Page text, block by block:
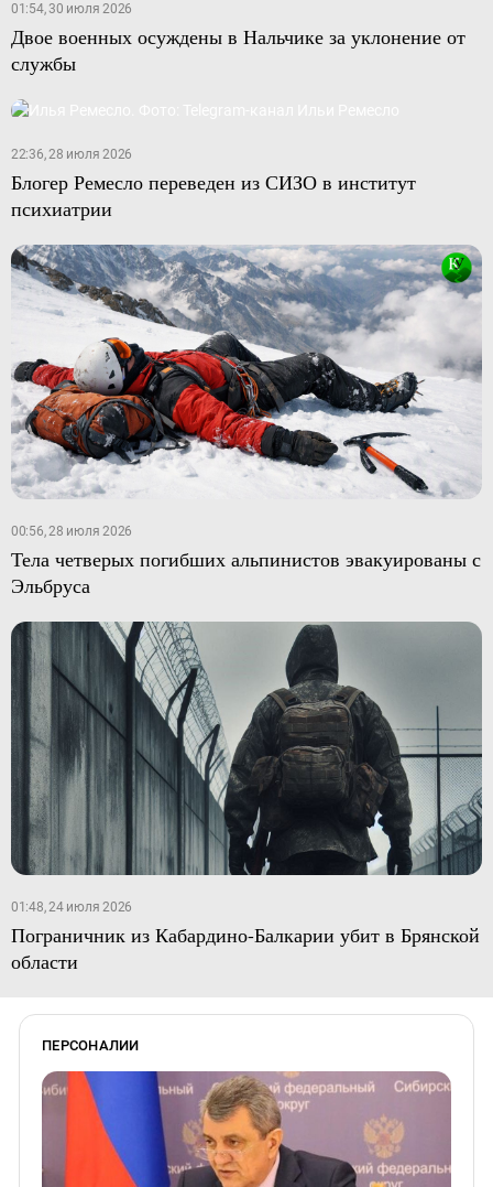
01:54, 30 июля 2026
Двое военных осуждены в Нальчике за уклонение от
службы
22:36, 28 июля 2026
Блогер Ремесло переведен из СИЗО в институт
психиатрии
00:56, 28 июля 2026
Тела четверых погибших альпинистов эвакуированы с
Эльбруса
01:48, 24 июля 2026
Пограничник из Кабардино-Балкарии убит в Брянской
области
ПЕРСОНАЛИИ